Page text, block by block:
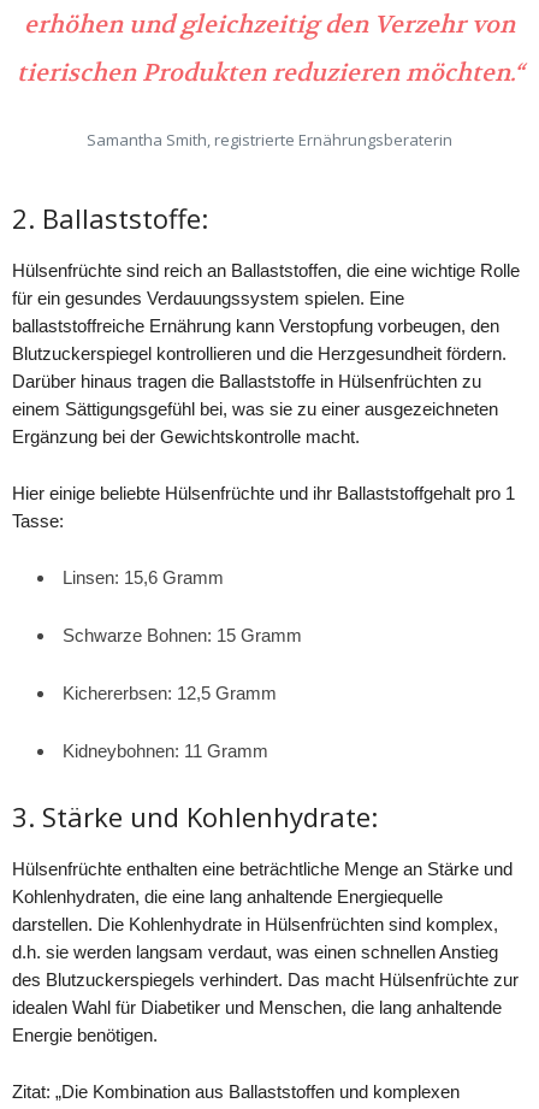
erhöhen und gleichzeitig den Verzehr von
tierischen Produkten reduzieren möchten.“
Samantha Smith, registrierte Ernährungsberaterin
2. Ballaststoffe:
Hülsenfrüchte sind reich an Ballaststoffen, die eine wichtige Rolle
für ein gesundes Verdauungssystem spielen. Eine
ballaststoffreiche Ernährung kann Verstopfung vorbeugen, den
Blutzuckerspiegel kontrollieren und die Herzgesundheit fördern.
Darüber hinaus tragen die Ballaststoffe in Hülsenfrüchten zu
einem Sättigungsgefühl bei, was sie zu einer ausgezeichneten
Ergänzung bei der Gewichtskontrolle macht.
Hier einige beliebte Hülsenfrüchte und ihr Ballaststoffgehalt pro 1
Tasse:
Linsen: 15,6 Gramm
Schwarze Bohnen: 15 Gramm
Kichererbsen: 12,5 Gramm
Kidneybohnen: 11 Gramm
3. Stärke und Kohlenhydrate:
Hülsenfrüchte enthalten eine beträchtliche Menge an Stärke und
Kohlenhydraten, die eine lang anhaltende Energiequelle
darstellen. Die Kohlenhydrate in Hülsenfrüchten sind komplex,
d.h. sie werden langsam verdaut, was einen schnellen Anstieg
des Blutzuckerspiegels verhindert. Das macht Hülsenfrüchte zur
idealen Wahl für Diabetiker und Menschen, die lang anhaltende
Energie benötigen.
Zitat: „Die Kombination aus Ballaststoffen und komplexen